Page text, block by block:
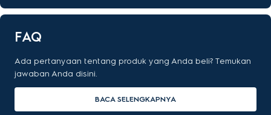
FAQ
Ada pertanyaan tentang produk yang Anda beli? Temukan
jawaban Anda disini.
BACA SELENGKAPNYA